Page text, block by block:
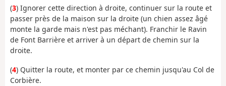
(3) Ignorer cette direction à droite, continuer sur la route et
passer près de la maison sur la droite (un chien assez âgé
monte la garde mais n'est pas méchant). Franchir le Ravin
de Font Barrière et arriver à un départ de chemin sur la
droite.
(4) Quitter la route, et monter par ce chemin jusqu'au Col de
Corbière.